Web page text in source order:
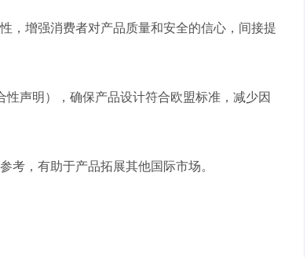
，增强消费者对产品质量和安全的信心，间接提
声明），确保产品设计符合欧盟标准，减少因
考，有助于产品拓展其他国际市场。